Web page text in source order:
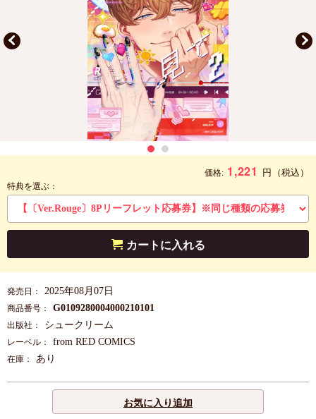
価格: 1,221 円 （税込）
特典を選ぶ：
カートに入れる
発売日： 2025年08月07日
商品番号： G0109280004000210101
出版社： シュークリーム
レーベル： from RED COMICS
在庫： あり
お気に入り追加